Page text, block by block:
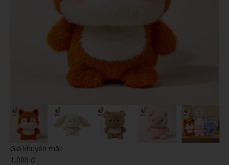
Giá khuyến mãi:
1,000 đ